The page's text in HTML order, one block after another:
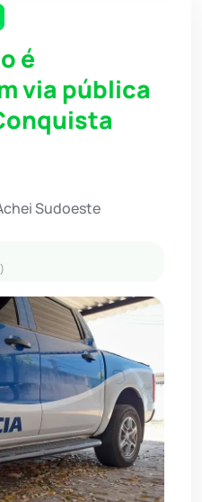
é
via pública
Sudoeste